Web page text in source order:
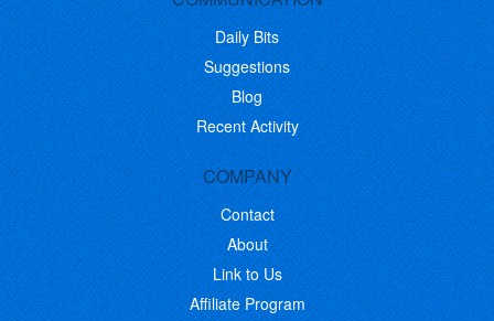
Daily Bits
Suggestions
Blog
Recent Activity
COMPANY
Contact
About
Link to Us
Affiliate Program